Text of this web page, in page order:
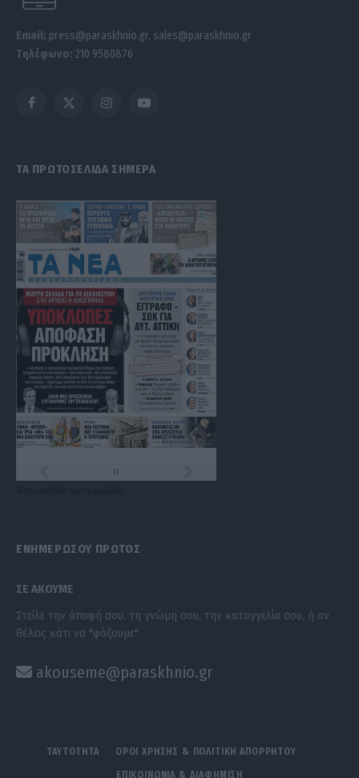
Email: press@paraskhnio.gr, sales@paraskhnio.gr
Τηλέφωνο: 210 9580876
Facebook
X
InstagramYouTube
ΤΑ ΠΡΩΤΟΣΕΛΙΔΑ ΣΗΜΕΡΑ
ΕΝΗΜΕΡΩΣΟΥ ΠΡΩΤΟΣ
ΣΕ ΑΚΟΥΜΕ
Στείλε την άποψή σου, τη γνώμη σου, την καταγγελία σου, ή αν
θέλεις κάτι να "ψάξουμε".
akouseme@paraskhnio.gr
ΤΑΥΤΟΤΗΤΑ ΟΡΟΙ ΧΡΗΣΗΣ & ΠΟΛΙΤΙΚΗ ΑΠΟΡΡΗΤΟΥ
ΕΠΙΚΟΙΝΩΝΙΑ & ΔΙΑΦΗΜΙΣΗ